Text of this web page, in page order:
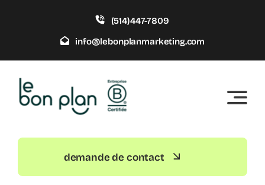
(514)447-7809
info@lebonplanmarketing.com
demande de contact